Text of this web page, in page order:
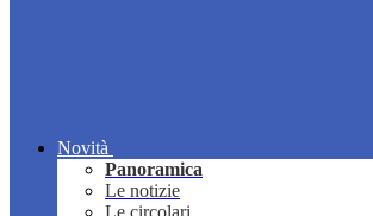
Novità
Panoramica
Le notizie